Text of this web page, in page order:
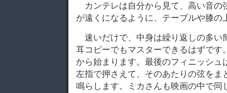
カンテレは自分から見て、高い音の
が遠くになるように、テーブルや膝の
速いだけで、中身は繰り返しの多い
耳コピーでもマスターできるはずです
から始まります。最後のフィニッシュ
左指で押さえて、そのあたりの弦をま
鳴らします。ミカさんも映画の中で同